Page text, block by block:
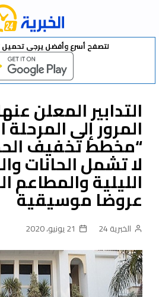
Skip
لتصفح أسرع وأفضل يرجى تحميل
التدابير المعلن
المرور إلى المرحلة
“مخطط تخفيف
لا تشمل الحانات
الليلية والمطاعم
عروضا موسيقية
الخبرية 24 21 يونيو، 2020